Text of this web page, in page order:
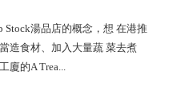
Stock湯品店的概念，想 在港推
造食材、加入大量蔬 菜去煮
的A Trea...